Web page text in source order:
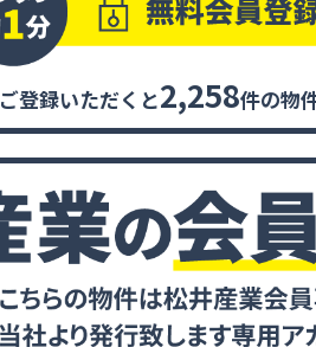
ご登録いただくと2,258件の物